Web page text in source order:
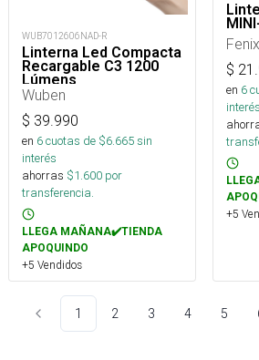
WUB7012606NAD-R
Linterna Led Compacta
Recargable C3 1200
Lúmens
Wuben
$ 39.990
en 6cuotas de $6.665sin
interés
ahorras $1.600 por
transferencia.
LLEGA MAÑANA✔️TIENDA
APOQUINDO
+5 Vendidos
$
en 6
interés
+5
1 2 3 4 5